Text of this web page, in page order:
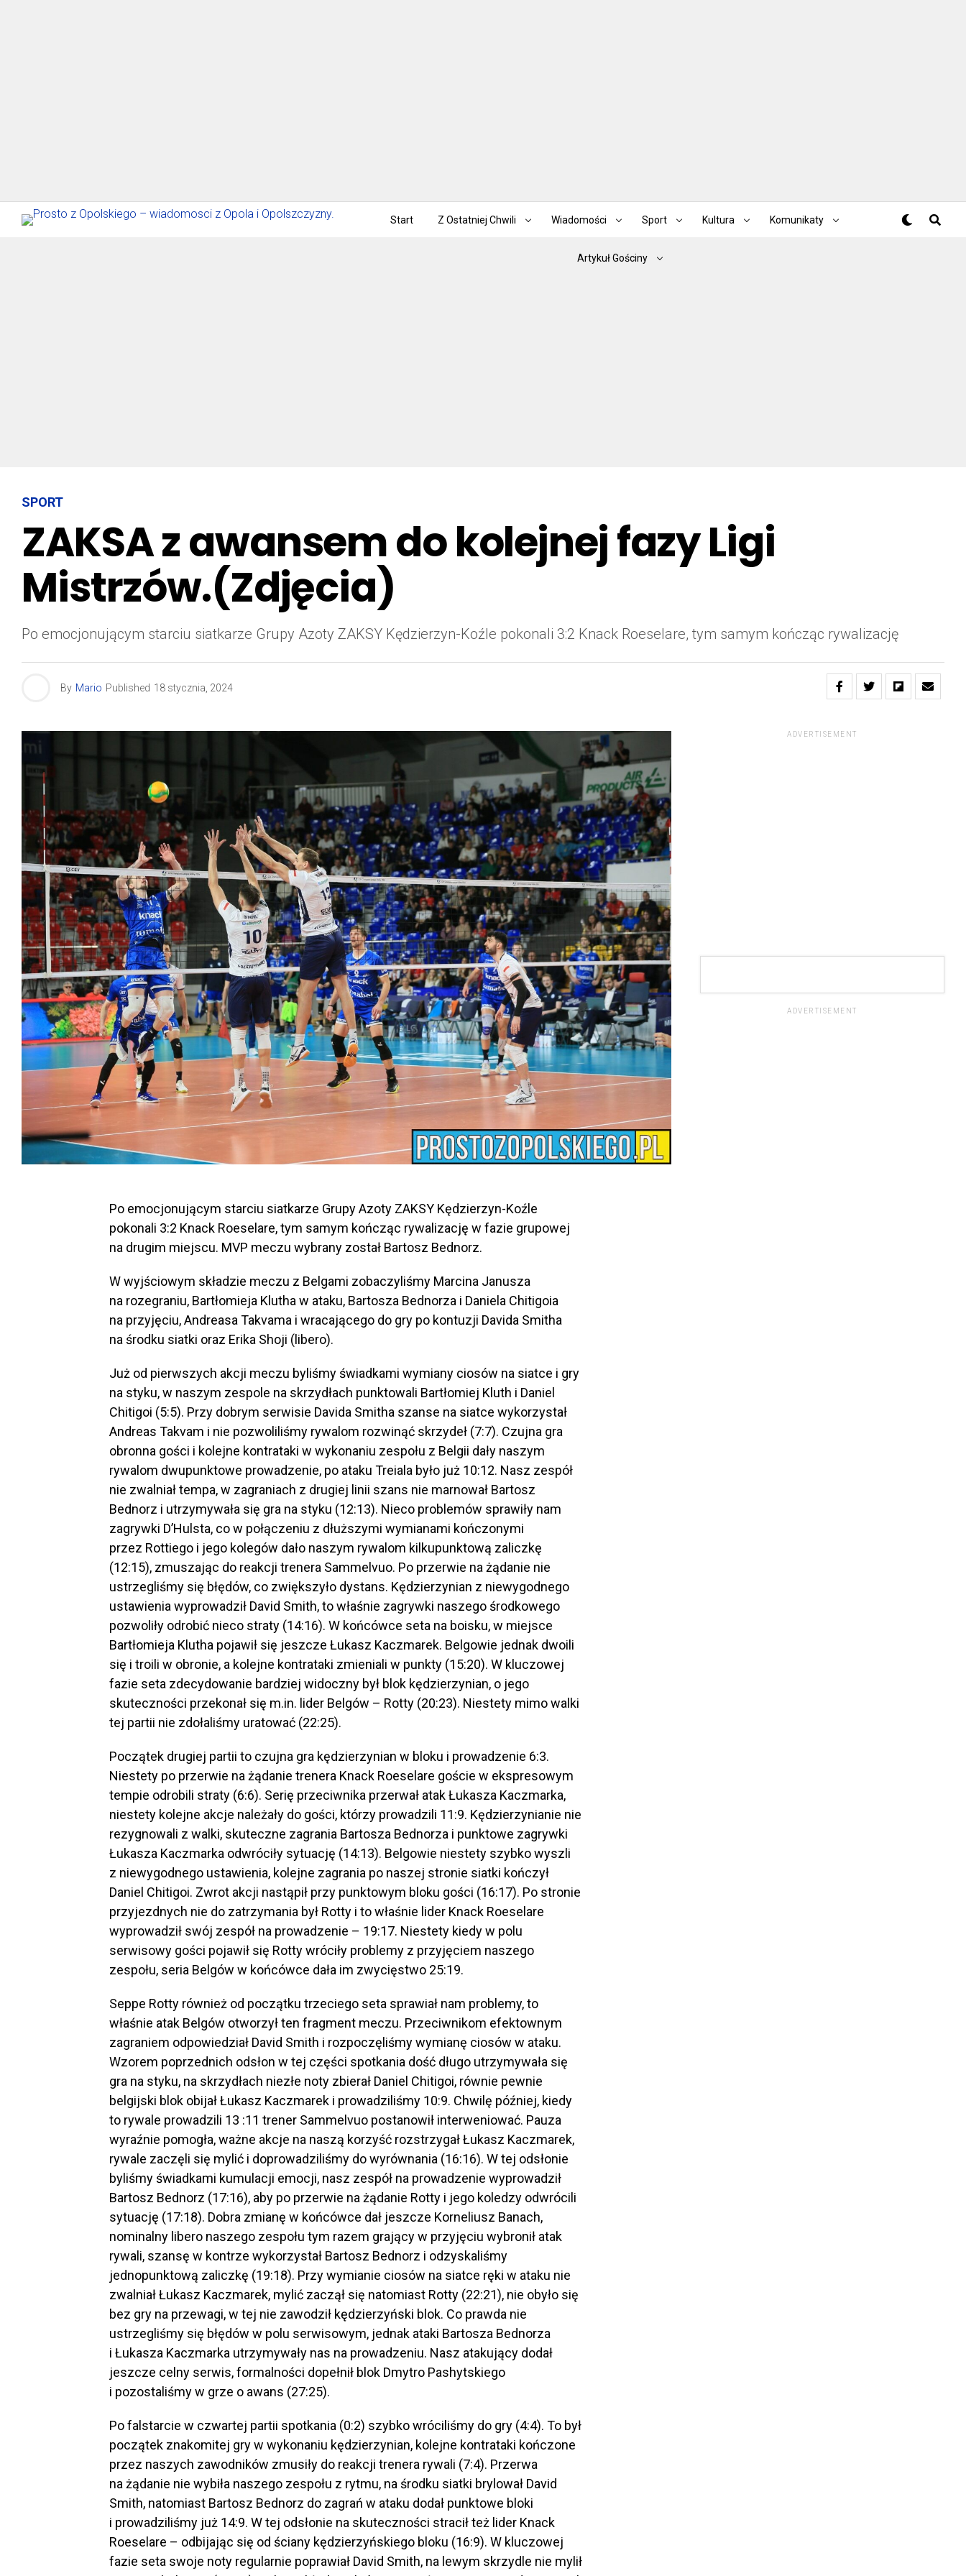
Start Z Ostatniej Chwili Wiadomości Sport Kultura Komunikaty
Artykuł Gościny
SPORT
ZAKSA z awansem do kolejnej fazy Ligi
Mistrzów.(Zdjęcia)
Po emocjonującym starciu siatkarze Grupy Azoty ZAKSY Kędzierzyn-Koźle pokonali 3:2 Knack Roeselare, tym samym kończąc rywalizację
By Mario Published 18 stycznia, 2024
Po emocjonującym starciu siatkarze Grupy Azoty ZAKSY Kędzierzyn-Koźle
pokonali 3:2 Knack Roeselare, tym samym kończąc rywalizację w fazie grupowej
na drugim miejscu. MVP meczu wybrany został Bartosz Bednorz.
W wyjściowym składzie meczu z Belgami zobaczyliśmy Marcina Janusza
na rozegraniu, Bartłomieja Klutha w ataku, Bartosza Bednorza i Daniela Chitigoia
na przyjęciu, Andreasa Takvama i wracającego do gry po kontuzji Davida Smitha
na środku siatki oraz Erika Shoji (libero).
Już od pierwszych akcji meczu byliśmy świadkami wymiany ciosów na siatce i gry
na styku, w naszym zespole na skrzydłach punktowali Bartłomiej Kluth i Daniel
Chitigoi (5:5). Przy dobrym serwisie Davida Smitha szanse na siatce wykorzystał
Andreas Takvam i nie pozwoliliśmy rywalom rozwinąć skrzydeł (7:7). Czujna gra
obronna gości i kolejne kontrataki w wykonaniu zespołu z Belgii dały naszym
rywalom dwupunktowe prowadzenie, po ataku Treiala było już 10:12. Nasz zespół
nie zwalniał tempa, w zagraniach z drugiej linii szans nie marnował Bartosz
Bednorz i utrzymywała się gra na styku (12:13). Nieco problemów sprawiły nam
zagrywki D’Hulsta, co w połączeniu z dłuższymi wymianami kończonymi
przez Rottiego i jego kolegów dało naszym rywalom kilkupunktową zaliczkę
(12:15), zmuszając do reakcji trenera Sammelvuo. Po przerwie na żądanie nie
ustrzegliśmy się błędów, co zwiększyło dystans. Kędzierzynian z niewygodnego
ustawienia wyprowadził David Smith, to właśnie zagrywki naszego środkowego
pozwoliły odrobić nieco straty (14:16). W końcówce seta na boisku, w miejsce
Bartłomieja Klutha pojawił się jeszcze Łukasz Kaczmarek. Belgowie jednak dwoili
się i troili w obronie, a kolejne kontrataki zmieniali w punkty (15:20). W kluczowej
fazie seta zdecydowanie bardziej widoczny był blok kędzierzynian, o jego
skuteczności przekonał się m.in. lider Belgów – Rotty (20:23). Niestety mimo walki
tej partii nie zdołaliśmy uratować (22:25).
Początek drugiej partii to czujna gra kędzierzynian w bloku i prowadzenie 6:3.
Niestety po przerwie na żądanie trenera Knack Roeselare goście w ekspresowym
tempie odrobili straty (6:6). Serię przeciwnika przerwał atak Łukasza Kaczmarka,
niestety kolejne akcje należały do gości, którzy prowadzili 11:9. Kędzierzynianie nie
rezygnowali z walki, skuteczne zagrania Bartosza Bednorza i punktowe zagrywki
Łukasza Kaczmarka odwróciły sytuację (14:13). Belgowie niestety szybko wyszli
z niewygodnego ustawienia, kolejne zagrania po naszej stronie siatki kończył
Daniel Chitigoi. Zwrot akcji nastąpił przy punktowym bloku gości (16:17). Po stronie
przyjezdnych nie do zatrzymania był Rotty i to właśnie lider Knack Roeselare
wyprowadził swój zespół na prowadzenie – 19:17. Niestety kiedy w polu
serwisowy gości pojawił się Rotty wróciły problemy z przyjęciem naszego
zespołu, seria Belgów w końcówce dała im zwycięstwo 25:19.
Seppe Rotty również od początku trzeciego seta sprawiał nam problemy, to
właśnie atak Belgów otworzył ten fragment meczu. Przeciwnikom efektownym
zagraniem odpowiedział David Smith i rozpoczęliśmy wymianę ciosów w ataku.
Wzorem poprzednich odsłon w tej części spotkania dość długo utrzymywała się
gra na styku, na skrzydłach niezłe noty zbierał Daniel Chitigoi, równie pewnie
belgijski blok obijał Łukasz Kaczmarek i prowadziliśmy 10:9. Chwilę później, kiedy
to rywale prowadzili 13 :11 trener Sammelvuo postanowił interweniować. Pauza
wyraźnie pomogła, ważne akcje na naszą korzyść rozstrzygał Łukasz Kaczmarek,
rywale zaczęli się mylić i doprowadziliśmy do wyrównania (16:16). W tej odsłonie
byliśmy świadkami kumulacji emocji, nasz zespół na prowadzenie wyprowadził
Bartosz Bednorz (17:16), aby po przerwie na żądanie Rotty i jego koledzy odwrócili
sytuację (17:18). Dobra zmianę w końcówce dał jeszcze Korneliusz Banach,
nominalny libero naszego zespołu tym razem grający w przyjęciu wybronił atak
rywali, szansę w kontrze wykorzystał Bartosz Bednorz i odzyskaliśmy
jednopunktową zaliczkę (19:18). Przy wymianie ciosów na siatce ręki w ataku nie
zwalniał Łukasz Kaczmarek, mylić zaczął się natomiast Rotty (22:21), nie obyło się
bez gry na przewagi, w tej nie zawodził kędzierzyński blok. Co prawda nie
ustrzegliśmy się błędów w polu serwisowym, jednak ataki Bartosza Bednorza
i Łukasza Kaczmarka utrzymywały nas na prowadzeniu. Nasz atakujący dodał
jeszcze celny serwis, formalności dopełnił blok Dmytro Pashytskiego
i pozostaliśmy w grze o awans (27:25).
Po falstarcie w czwartej partii spotkania (0:2) szybko wróciliśmy do gry (4:4). To był
początek znakomitej gry w wykonaniu kędzierzynian, kolejne kontrataki kończone
przez naszych zawodników zmusiły do reakcji trenera rywali (7:4). Przerwa
na żądanie nie wybiła naszego zespołu z rytmu, na środku siatki brylował David
Smith, natomiast Bartosz Bednorz do zagrań w ataku dodał punktowe bloki
i prowadziliśmy już 14:9. W tej odsłonie na skuteczności stracił też lider Knack
Roeselare – odbijając się od ściany kędzierzyńskiego bloku (16:9). W kluczowej
fazie seta swoje noty regularnie poprawiał David Smith, na lewym skrzydle nie mylił
ADVERTISEMENT
ADVERTISEMENT